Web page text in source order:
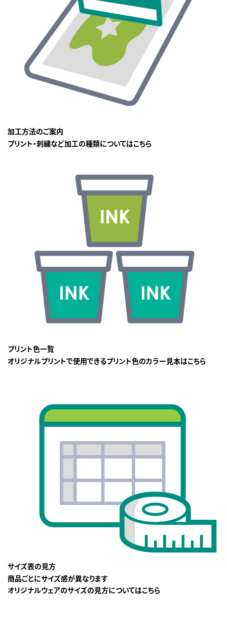
加工方法のご案内
プリント・刺繍など加工の種類についてはこちら
プリント色一覧
オリジナルプリントで使用できるプリント色のカラー見本はこちら
サイズ表の見方
商品ごとにサイズ感が異なります
オリジナルウェアのサイズの見方についてはこちら